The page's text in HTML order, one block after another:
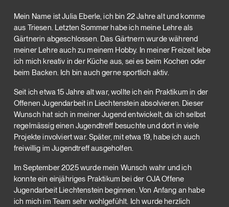
Mein Name ist Julia Eberle, ich bin 22 Jahre alt und komme
aus Triesen. Letzten Sommer habe ich meine Lehre als
Gärtnerin abgeschlossen. Das Gärtnern wurde während
meiner Lehre auch zu meinem Hobby. In meiner Freizeit lebe
ich mich kreativ in der Küche aus, sei es beim Kochen oder
beim Backen. Ich bin auch gerne sportlich aktiv.
Seit ich etwa 15 Jahre alt war, wollte ich ein Praktikum in der
Offenen Jugendarbeit in Liechtenstein absolvieren. Dieser
Wunsch hat sich in meiner Jugend entwickelt, da ich selbst
regelmässig einen Jugendtreff besuchte und dort in viele
Projekte involviert war. Später, mit etwa 19, habe ich auch
freiwillig im Jugendtreff ausgeholfen.
Im September 2025 wurde mein Wunsch wahr und ich
konnte ein einjähriges Praktikum bei der OJA Offene
Jugendarbeit Liechtenstein beginnen. Von Anfang an habe
ich mich im Team sehr wohlgefühlt. Ich wurde herzlich